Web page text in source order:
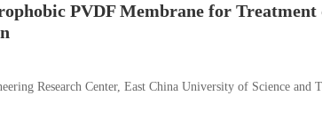
PVDF Membrane for Treatment
Research Center, East China University of Science and